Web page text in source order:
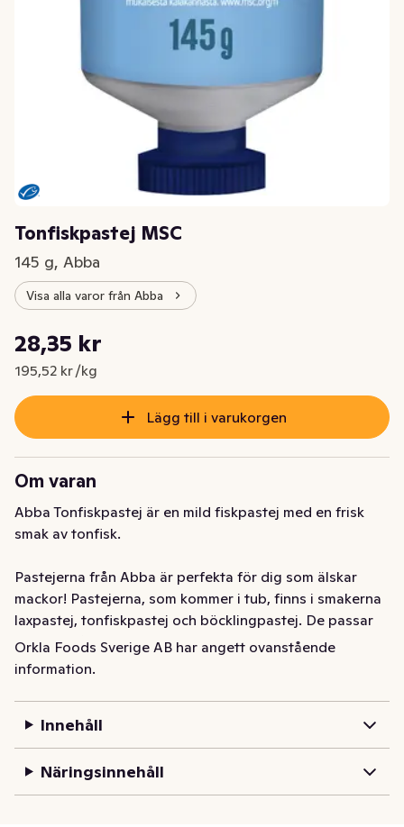
Tonfiskpastej MSC
145 g, Abba
Visa alla varor från Abba
Nuvarande pris är: 28,35 kr
28,35 kr
195,52 kr /kg
Styckpris: 195,52 kr /kg
Lägg till i varukorgen
Om varan
Abba Tonfiskpastej är en mild fiskpastej med en frisk
smak av tonfisk.
Pastejerna från Abba är perfekta för dig som älskar
mackor! Pastejerna, som kommer i tub, finns i smakerna
laxpastej, tonfiskpastej och böcklingpastej. De passar
utmärkt på en bit bröd, vare sig det är till frukost,
mellanmål eller kvällsmat. Pastejerna är goda, nyttiga
Abba Tonfiskpastej görs på torskrom (Gadus morhua),
sejrom (Pollachius virens) och tonfisk skipjack
(Katsuwonus pelamis), och tillverkas i Sverige, i den
idylliska fiskorten Kungshamn på västkusten. Vill du läsa
Orkla Foods Sverige AB har angett ovanstående
information.
Innehåll
Näringsinnehåll